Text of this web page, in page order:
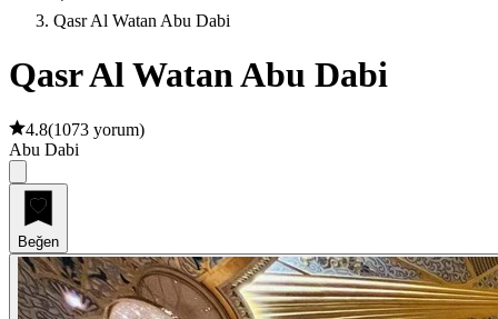
Qasr Al Watan Abu Dabi
Qasr Al Watan Abu Dabi
4.8(1073 yorum)
Abu Dabi
Beğen